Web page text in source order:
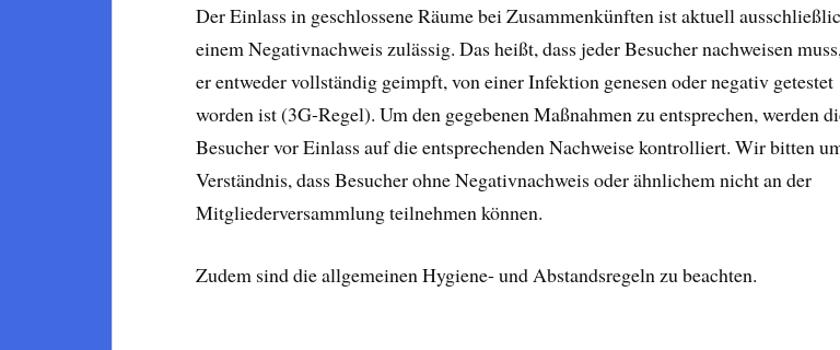
Der Einlass in geschlossene Räume bei Zusammenkünften ist aktuell
einem Negativnachweis zulässig. Das heißt, dass jeder Besucher nachweisen
er entweder vollständig geimpft, von einer Infektion genesen oder negativ getestet
worden ist (3G-Regel). Um den gegebenen Maßnahmen zu entsprechen, werden
Besucher vor Einlass auf die entsprechenden Nachweise kontrolliert. Wir bitten
Verständnis, dass Besucher ohne Negativnachweis oder ähnlichem nicht an der
Mitgliederversammlung teilnehmen können.
Zudem sind die allgemeinen Hygiene- und Abstandsregeln zu beachten.